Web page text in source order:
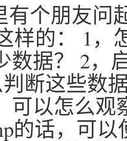
有个朋友问
样的： 1，
数据？ 2，
断这些数
可以怎么
的话，可